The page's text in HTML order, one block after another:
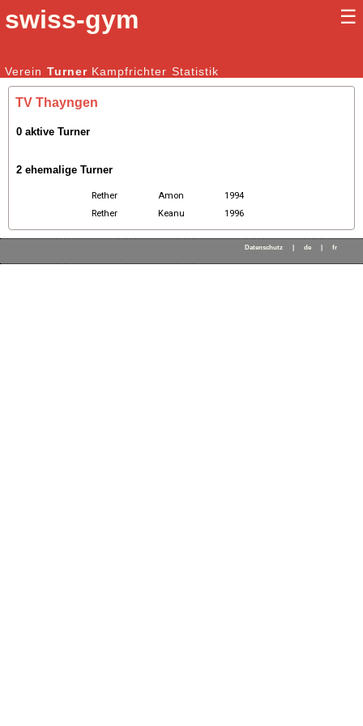
swiss-gym ☰
Kunstturnen Männer | Kunstturnen Frauen
Verein Turner Kampfrichter Statistik
TV Thayngen
0 aktive Turner
2 ehemalige Turner
Rether Amon
1994
Rether
Keanu 1996
Datenschutz de fr